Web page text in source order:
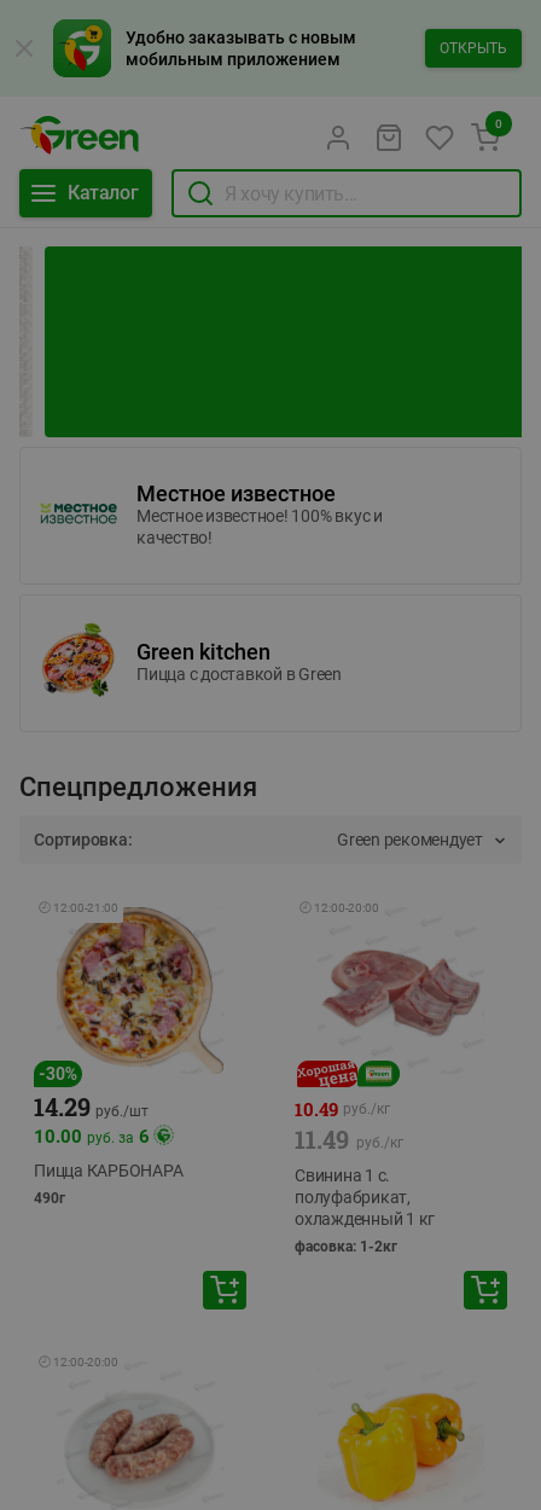
Удобно заказывать с новым
мобильным приложением
ОТКРЫТЬ
Каталог
0
Местное известное
Местное известное! 100% вкус и
качество!
Green kitchen
Пицца c доставкой в Green
Спецпредложения
Сортировка: Green рекомендует
🕘 12:00-21:00
-30%
14.29 руб./шт
10.00 руб. за 6
Пицца КАРБОНАРА
490г
🕘 12:00-20:00
10.49 руб./кг
11.49 руб./кг
Свинина 1 с.
полуфабрикат,
охлажденный 1 кг
фасовка: 1-2кг
🕘 12:00-20:00